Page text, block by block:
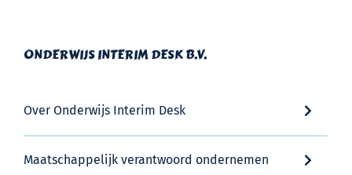
ONDERWIJS INTERIM DESK B.V.
Over Onderwijs Interim Desk
Maatschappelijk verantwoord ondernemen